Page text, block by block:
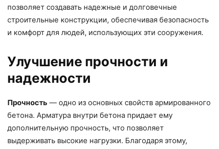
позволяет создавать надежные и долговечные
строительные конструкции, обеспечивая безопасность
и комфорт для людей, использующих эти сооружения.
Улучшение прочности и
надежности
Прочность — одно из основных свойств армированного
бетона. Арматура внутри бетона придает ему
дополнительную прочность, что позволяет
выдерживать высокие нагрузки. Благодаря этому,